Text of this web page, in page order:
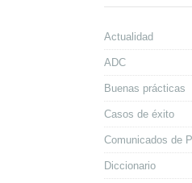
Actualidad
ADC
Buenas prácticas
Casos de éxito
Comunicados de
Diccionario